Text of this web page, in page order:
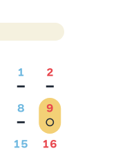
1
－
2
－
8
－
9
○
15
16